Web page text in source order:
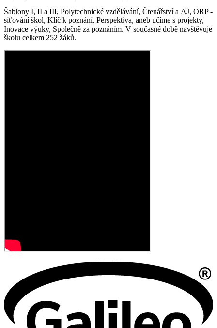
Šablony I, II a III, Polytechnické vzdělávání, Čtenářství a AJ, ORP -
síťování škol, Klíč k poznání, Perspektiva, aneb učíme s projekty,
Inovace výuky, Společně za poznáním. V současné době navštěvuje
školu celkem 252 žáků.